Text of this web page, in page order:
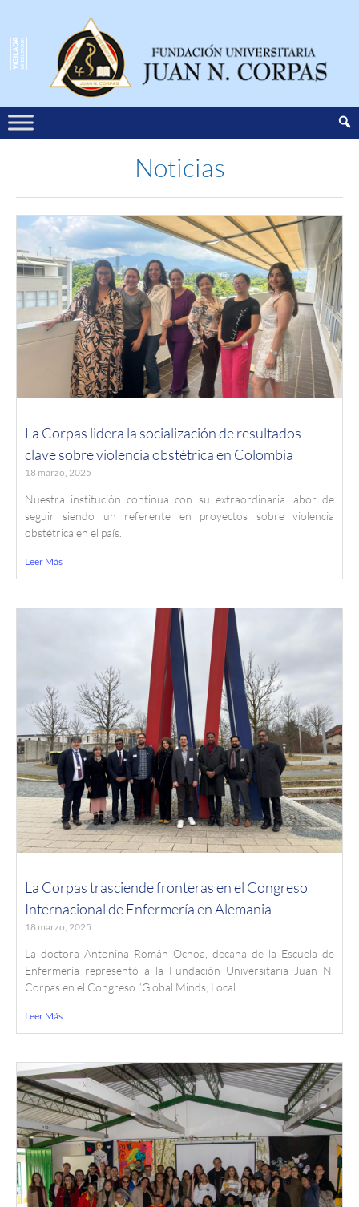
Noticias
La Corpas lidera la socialización de resultados
clave sobre violencia obstétrica en Colombia
18 marzo, 2025
Nuestra institución continua con su extraordinaria labor de
seguir siendo un referente en proyectos sobre violencia
obstétrica en el país.
Leer Más
La Corpas trasciende fronteras en el Congreso
Internacional de Enfermería en Alemania
18 marzo, 2025
La doctora Antonina Román Ochoa, decana de la Escuela de
Enfermería representó a la Fundación Universitaria Juan N.
Corpas en el Congreso “Global Minds, Local
Leer Más